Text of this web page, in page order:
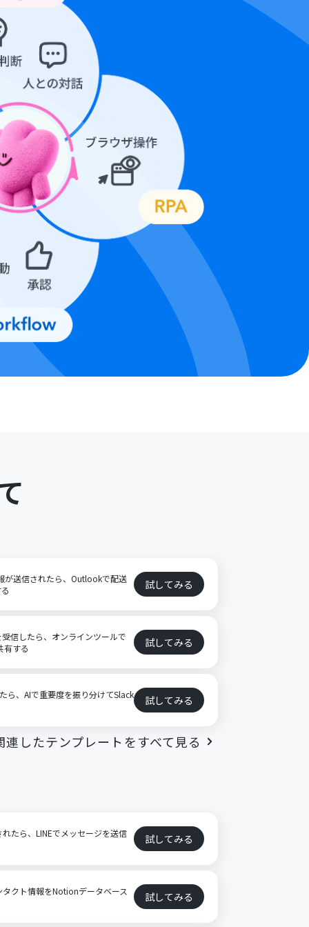
が送信されたら、Outlookで配送
試してみる
信したら、オンラインツールで
有する
試してみる
ら、AIで重要度を振り分けてSlack 試してみる
連したテンプレートをすべて見る
たら、LINEでメッセージを送信 試してみる
クト情報をNotionデータベース 試してみる